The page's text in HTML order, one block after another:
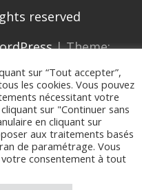
reserved
|Theme:
Themes
sur “Tout accepter”,
les cookies. Vous pouvez
nécessitant votre
sur "Continuer sans
en cliquant sur
aux traitements basés
de paramétrage. Vous
consentement à tout